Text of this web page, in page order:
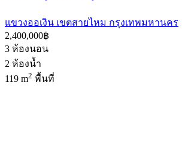
แขวงออเงิน เขตสายไหม กรุงเทพมหานคร
2,400,000฿
3 ห้องนอน
2 ห้องน้ำ
119 m2 พื้นที่